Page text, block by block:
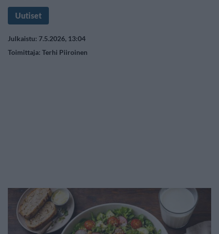
Uutiset
Julkaistu: 7.5.2026, 13:04
Toimittaja: Terhi Piiroinen